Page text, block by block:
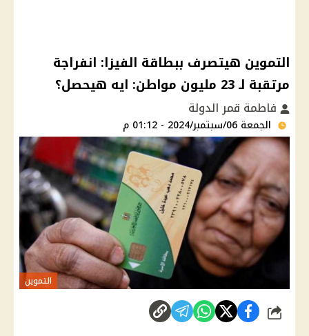
التموين هيتصرف ببطاقة الفيزا: انفراجة
مرتقبة لـ 23 مليون مواطن: ايه هيحصل؟
فاطمة قمر الدولة
الجمعة 06/سبتمبر/2024 - 01:12 م
التموين
شارك